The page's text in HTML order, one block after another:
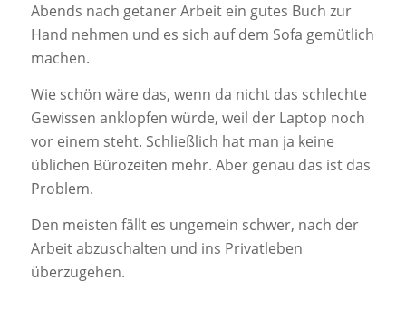
Abends nach getaner Arbeit ein gutes Buch zur
Hand nehmen und es sich auf dem Sofa gemütlich
machen.
Wie schön wäre das, wenn da nicht das schlechte
Gewissen anklopfen würde, weil der Laptop noch
vor einem steht. Schließlich hat man ja keine
üblichen Bürozeiten mehr. Aber genau das ist das
Problem.
Den meisten fällt es ungemein schwer, nach der
Arbeit abzuschalten und ins Privatleben
überzugehen.